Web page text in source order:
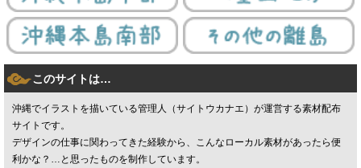
このサイトは…
沖縄でイラストを描いている管理人（サイトウカナエ）が運営する素材配布
サイトです。
デザインの仕事に関わってきた経験から、こんなローカル素材があったら便
利かな？…と思ったものを制作しています。